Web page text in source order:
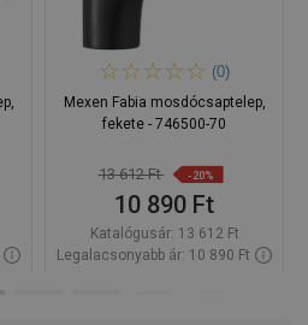
(0)
Mexen Fabia mosdócsaptelep,
fekete - 746500-70
13 612 Ft -20%
10 890 Ft
Katalógusár: 13 612 Ft
Legalacsonyabb ár: 10 890 Ft